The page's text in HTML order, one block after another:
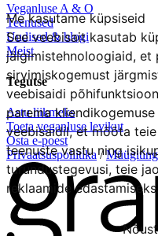
Me kasutame küpsiseid
See veebisait kasutab
jälgimistehnoloogiaid, et
sirvimiskogemust
veebisaidi
parema
veebisaidil,et mõõta
teenuste vastu ning
turundustegevusi, teie
reklaamide edastamiseks
Veganluse A & O
Teenused
Uudised & blogi
Meist
Tegutse
Astu liikmeks
Toeta veganluse levikut
Osta e-poest
Privaatsuspoliitika/